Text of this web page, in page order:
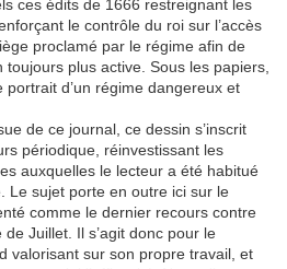
ces édits de 1666 restreignant les
le contrôle du roi sur l’accès
proclamé par le régime afin de
plus active. Sous les papiers,
portrait d’un régime dangereux et
de ce journal, ce dessin s’inscrit
périodique, réinvestissant les
auxquelles le lecteur a été habitué
Le sujet porte en outre ici sur le
comme le dernier recours contre
Juillet. Il s’agit donc pour le
valorisant sur son propre travail, et